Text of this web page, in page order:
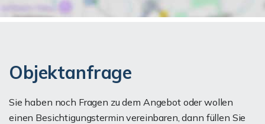
Objektanfrage
Sie haben noch Fragen zu dem Angebot oder wollen
einen Besichtigungstermin vereinbaren, dann füllen Sie